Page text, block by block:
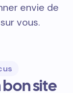
envie de
vous.
site